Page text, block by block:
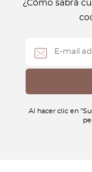
¿Cómo sabrá
Al hacer clic en